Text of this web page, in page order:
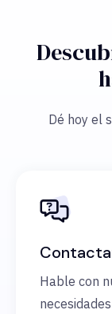
Dé hoy el
Hable con